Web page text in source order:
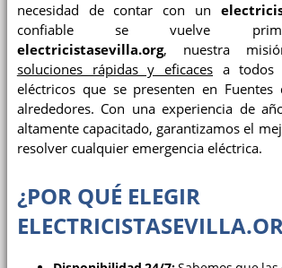
necesidad de contar con un
confiable se vuelve
electricistasevilla.org, nuestra
soluciones rápidas y eficaces a todos
eléctricos que se presenten en Fuentes
alrededores. Con una experiencia de
altamente capacitado, garantizamos el
resolver cualquier emergencia eléctrica.
¿POR QUÉ ELEGIR